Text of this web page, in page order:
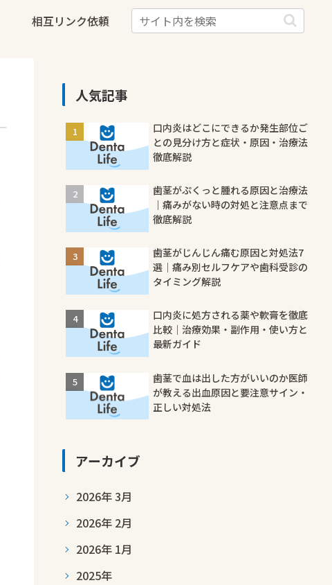
相互リンク依頼
人気記事
口内炎はどこにできるか発生部位ご
との見分け方と症状・原因・治療法
徹底解説
歯茎がぷくっと腫れる原因と治療法
｜痛みがない時の対処と注意点まで
徹底解説
歯茎がじんじん痛む原因と対処法7
選｜痛み別セルフケアや歯科受診の
タイミング解説
口内炎に処方される薬や軟膏を徹底
比較｜治療効果・副作用・使い方と
最新ガイド
歯茎で血は出した方がいいのか医師
が教える出血原因と要注意サイン・
正しい対処法
アーカイブ
2026年 3月
2026年 2月
2026年 1月
2025年